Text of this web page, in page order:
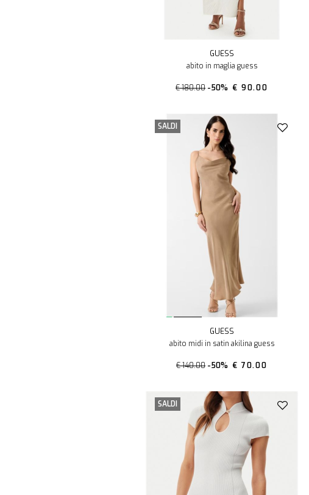
GUESS
abito in maglia guess
€ 180.00 -50% € 90.00
SALDI
GUESS
abito midi in satin akilina guess
€ 140.00 -50% € 70.00
SALDI